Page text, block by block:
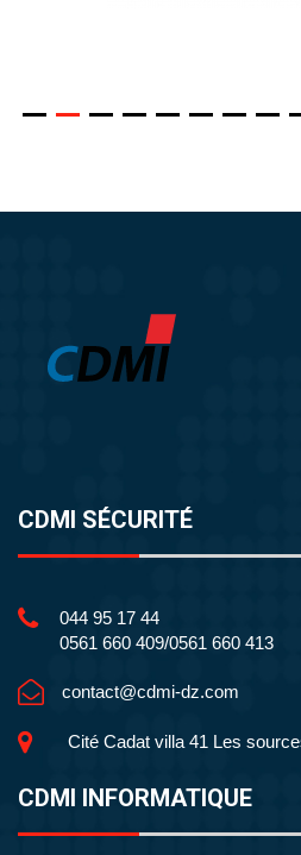
CDMI SÉCURITÉ
044 95 17 44
0561 660 409/0561 660 413
contact@cdmi-dz.com
Cité Cadat villa 41 Les
CDMI INFORMATIQUE